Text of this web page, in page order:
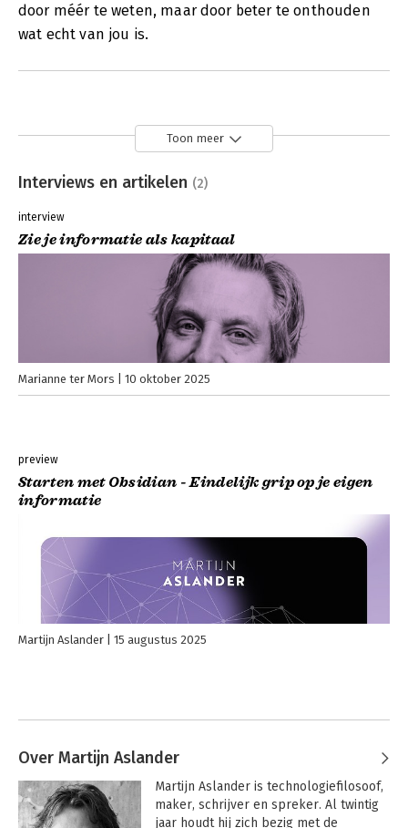
door méér te weten, maar door beter te onthouden
wat echt van jou is.
Toon meer
Interviews en artikelen (2)
interview
Zie je informatie als kapitaal
Marianne ter Mors 10 oktober 2025
preview
Starten met Obsidian - Eindelijk grip op je eigen
informatie
Martijn Aslander 15 augustus 2025
Over Martijn Aslander
Martijn Aslander is technologiefilosoof,
maker, schrijver en spreker. Al twintig
jaar houdt hij zich bezig met de